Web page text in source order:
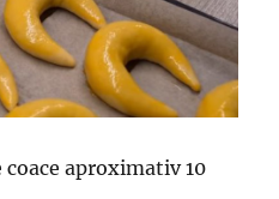
aproximativ 10